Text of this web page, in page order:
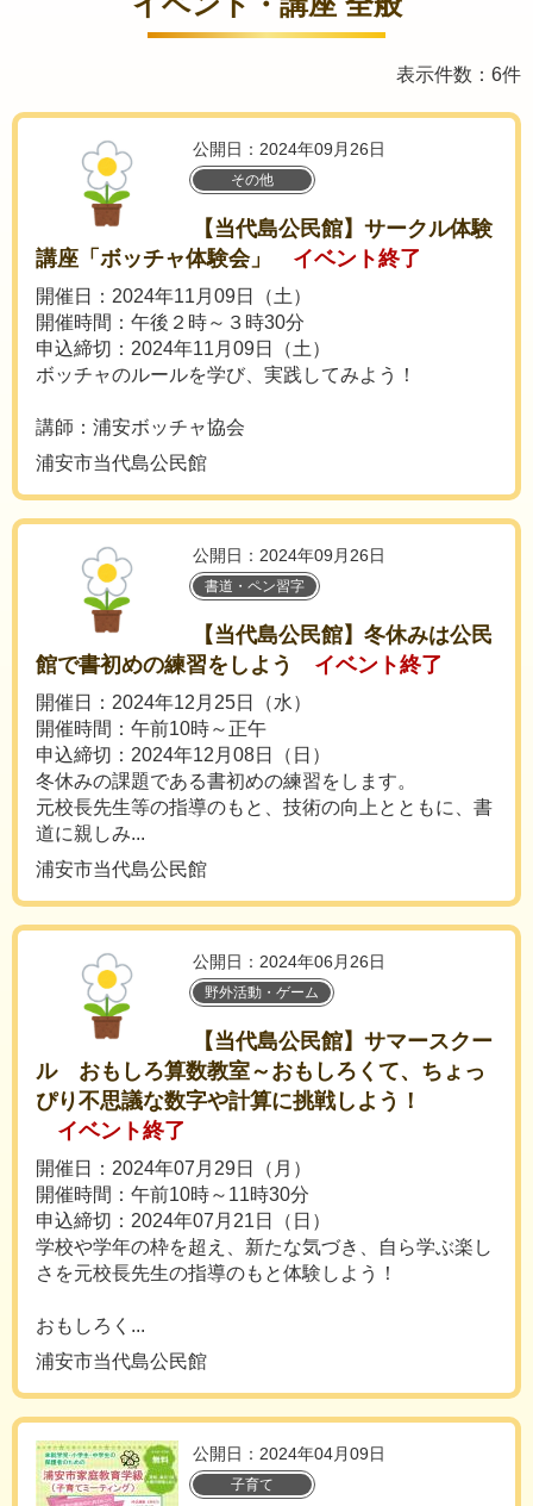
表示件数：6件
公開日：2024年09月26日
その他
【当代島公民館】サークル体験
講座「ボッチャ体験会」
イベント終了
開催日：2024年11月09日（土）
開催時間：午後２時～３時30分
申込締切：2024年11月09日（土）
ボッチャのルールを学び、実践してみよう！
講師：浦安ボッチャ協会
浦安市当代島公民館
公開日：2024年09月26日
書道・ペン習字
【当代島公民館】冬休みは公民
館で書初めの練習をしよう
イベント終了
開催日：2024年12月25日（水）
開催時間：午前10時～正午
申込締切：2024年12月08日（日）
冬休みの課題である書初めの練習をします。
元校長先生等の指導のもと、技術の向上とともに、書
道に親しみ...
浦安市当代島公民館
公開日：2024年06月26日
野外活動・ゲーム
【当代島公民館】サマースクー
ル おもしろ算数教室～おもしろくて、ちょっ
ぴり不思議な数字や計算に挑戦しよう！
イベント終了
開催日：2024年07月29日（月）
開催時間：午前10時～11時30分
申込締切：2024年07月21日（日）
学校や学年の枠を超え、新たな気づき、自ら学ぶ楽し
さを元校長先生の指導のもと体験しよう！
おもしろく...
浦安市当代島公民館
公開日：2024年04月09日
子育て